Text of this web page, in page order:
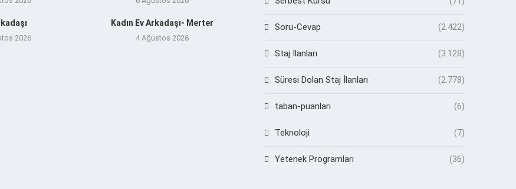
2026
Kadın Ev Arkadaşı- Merter
4 Ağustos 2026
Soru-Cevap (2.422)
Staj İlanları (3.128)
Süresi Dolan Staj İlanları (2.778)
taban-puanlari (6)
Teknoloji (7)
Yetenek Programları (36)